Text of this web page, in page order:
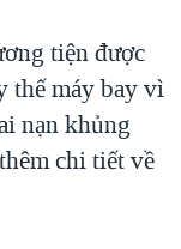
tiện được
thế máy bay vì
nạn khủng
chi tiết về